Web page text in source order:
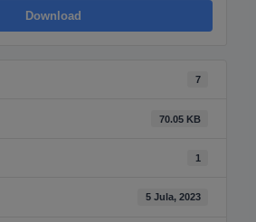
Download
7
70.05 KB
1
5 Jula, 2023